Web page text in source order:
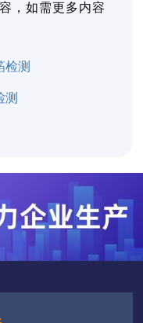
，如需更多内容
检测
测